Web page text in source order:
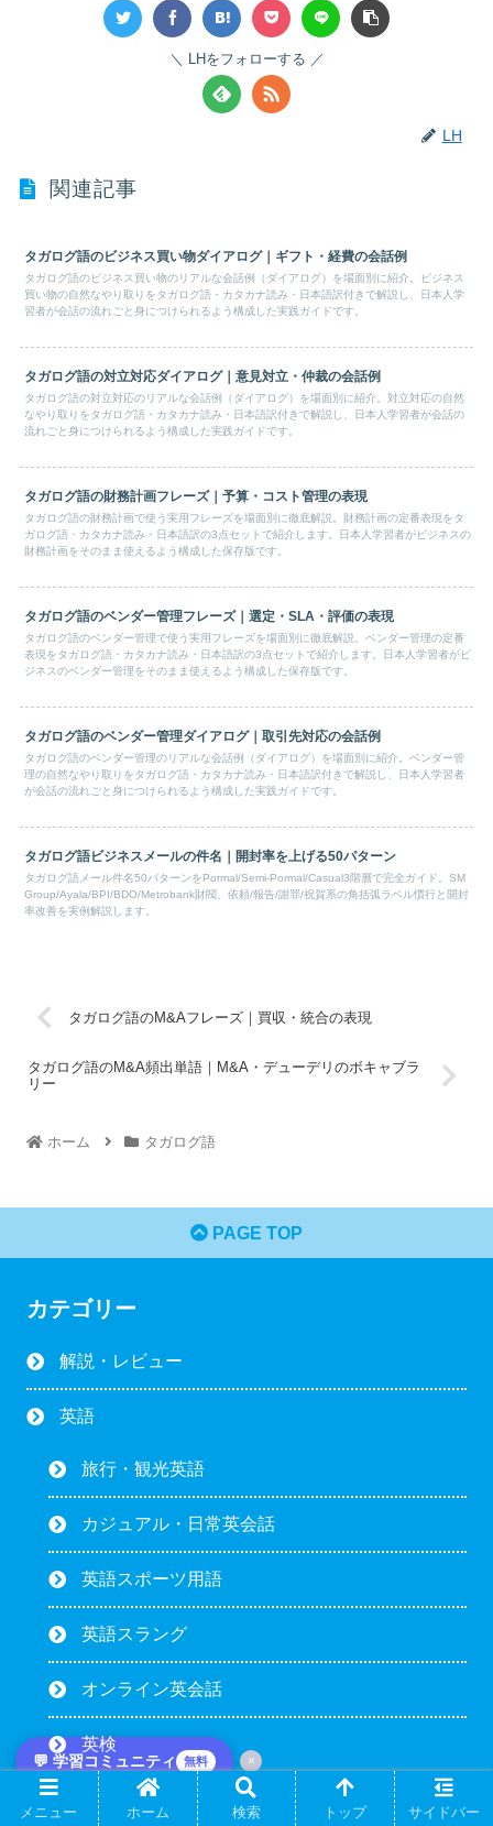
💬 学習コミュニティ 無料 ×
LHをフォローする
LH
関連記事
タガログ語のビジネス買い物ダイアログ｜ギフト・経費の会話例
タガログ語のビジネス買い物のリアルな会話例（ダイアログ）を場面別に紹介。ビジネス
買い物の自然なやり取りをタガログ語・カタカナ読み・日本語訳付きで解説し、日本人学
習者が会話の流れごと身につけられるよう構成した実践ガイドです。
タガログ語の対立対応ダイアログ｜意見対立・仲裁の会話例
タガログ語の対立対応のリアルな会話例（ダイアログ）を場面別に紹介。対立対応の自然
なやり取りをタガログ語・カタカナ読み・日本語訳付きで解説し、日本人学習者が会話の
流れごと身につけられるよう構成した実践ガイドです。
タガログ語の財務計画フレーズ｜予算・コスト管理の表現
タガログ語の財務計画で使う実用フレーズを場面別に徹底解説。財務計画の定番表現をタ
ガログ語・カタカナ読み・日本語訳の3点セットで紹介します。日本人学習者がビジネスの
財務計画をそのまま使えるよう構成した保存版です。
タガログ語のベンダー管理フレーズ｜選定・SLA・評価の表現
タガログ語のベンダー管理で使う実用フレーズを場面別に徹底解説。ベンダー管理の定番
表現をタガログ語・カタカナ読み・日本語訳の3点セットで紹介します。日本人学習者がビ
ジネスのベンダー管理をそのまま使えるよう構成した保存版です。
タガログ語のベンダー管理ダイアログ｜取引先対応の会話例
タガログ語のベンダー管理のリアルな会話例（ダイアログ）を場面別に紹介。ベンダー管
理の自然なやり取りをタガログ語・カタカナ読み・日本語訳付きで解説し、日本人学習者
が会話の流れごと身につけられるよう構成した実践ガイドです。
タガログ語ビジネスメールの件名｜開封率を上げる50パターン
タガログ語メール件名50パターンをPormal/Semi-Pormal/Casual3階層で完全ガイド。SM
Group/Ayala/BPI/BDO/Metrobank財閥、依頼/報告/謝罪/祝賀系の角括弧ラベル慣行と開封
率改善を実例解説します。
タガログ語のM&Aフレーズ｜買収・統合の表現
タガログ語のM&A頻出単語｜M&A・デューデリのボキャブラ
リー
ホーム タガログ語
PAGE TOP
カテゴリー
解説・レビュー
英語
旅行・観光英語
カジュアル・日常英会話
英語スポーツ用語
英語スラング
オンライン英会話
英検
英検1級
メニュー ホーム 検索 トップ サイドバー